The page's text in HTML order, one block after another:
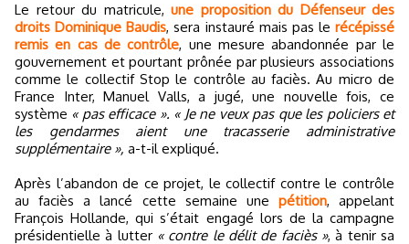
Le retour du matricule, une proposition du Défenseur des
droits Dominique Baudis, sera instauré mais pas le récépissé
remis en cas de contrôle, une mesure abandonnée par le
gouvernement et pourtant prônée par plusieurs associations
comme le collectif Stop le contrôle au faciès. Au micro de
France Inter, Manuel Valls, a jugé, une nouvelle fois, ce
système « pas efficace ». « Je ne veux pas que les policiers et
les gendarmes aient une tracasserie administrative
supplémentaire », a-t-il expliqué.
Après l’abandon de ce projet, le collectif contre le contrôle
au faciès a lancé cette semaine une pétition, appelant
François Hollande, qui s’était engagé lors de la campagne
présidentielle à lutter « contre le délit de faciès », à tenir sa